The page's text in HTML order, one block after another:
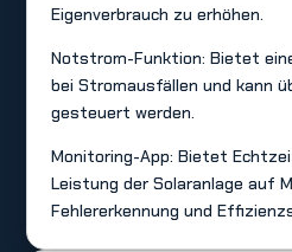
Eigenverbrauch zu erhöhen.
Notstrom-Funktion: Bietet
bei Stromausfällen und kann
gesteuert werden.
Monitoring-App: Bietet
Leistung der Solaranlage auf
Fehlererkennung und